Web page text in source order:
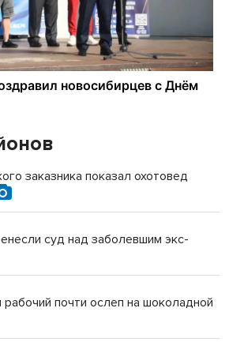
заказника показал охотовед
суд над заболевшим экс-
почти ослеп на шоколадной